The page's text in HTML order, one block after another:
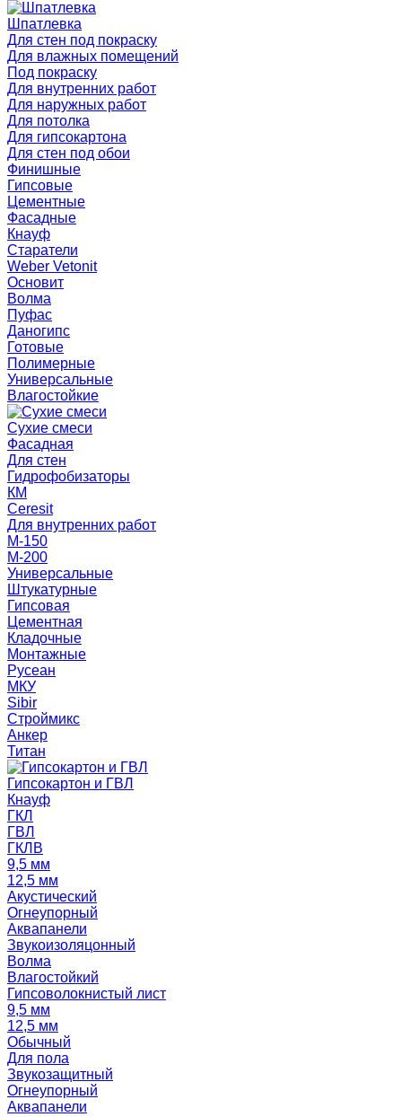
Шпатлевка
Для стен под покраску
Для влажных помещений
Под покраску
Для внутренних работ
Для наружных работ
Для потолка
Для гипсокартона
Для стен под обои
Финишные
Гипсовые
Цементные
Фасадные
Кнауф
Старатели
Weber Vetonit
Основит
Волма
Пуфас
Даногипс
Готовые
Полимерные
Универсальные
Влагостойкие
Сухие смеси
Фасадная
Для стен
Гидрофобизаторы
КМ
Ceresit
Для внутренних работ
М-150
М-200
Универсальные
Штукатурные
Гипсовая
Цементная
Кладочные
Монтажные
Русеан
МКУ
Sibir
Строймикс
Анкер
Титан
Гипсокартон и ГВЛ
Кнауф
ГКЛ
ГВЛ
ГКЛВ
9,5 мм
12,5 мм
Акустический
Огнеупорный
Аквапанели
Звукоизоляцонный
Волма
Влагостойкий
Гипсоволокнистый лист
9,5 мм
12,5 мм
Обычный
Для пола
Звукозащитный
Огнеупорный
Аквапанели